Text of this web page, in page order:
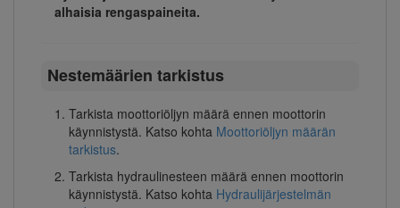
alhaisia rengaspaineita.
Nestemäärien tarkistus
Tarkista moottoriöljyn määrä ennen moottorin
käynnistystä. Katso kohta Moottoriöljyn määrän
tarkistus.
Tarkista hydraulinesteen määrä ennen moottorin
käynnistystä. Katso kohta Hydraulijärjestelmän